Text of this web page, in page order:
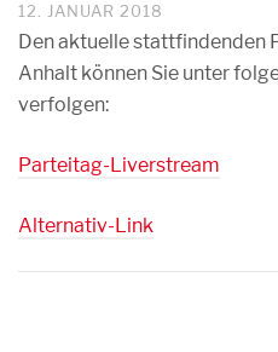
12. JANUAR 2018
Den aktuelle stattfindenden
Anhalt können Sie unter
verfolgen:
Parteitag-Liverstream
Alternativ-Link